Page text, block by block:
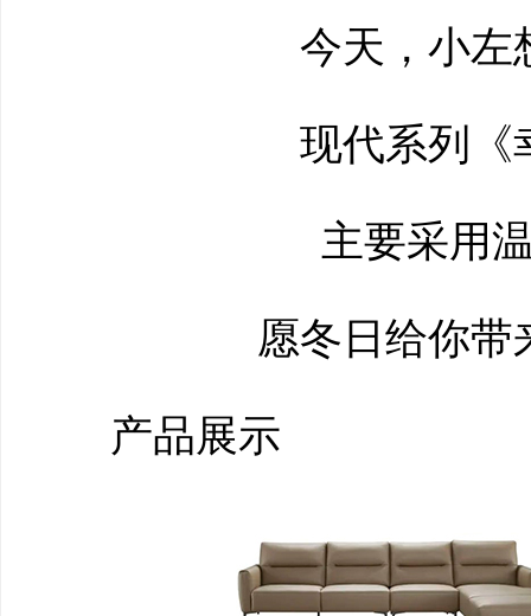
今天，小左
现代系列《
主要采用温
愿冬日给你带
产品展示